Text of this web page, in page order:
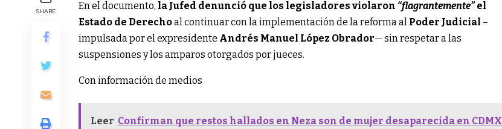
SHARE En el documento, la Jufed denunció que los legisladores violaron “flagrantemente”el
Estado de Derechoal continuar con la implementación de la reforma al Poder Judicial –
impulsada por el expresidente Andrés Manuel López Obrador— sin respetar a las
suspensiones y los amparos otorgados por jueces.
Con información de medios
Leer Confirman que restos hallados en Neza son de mujer desaparecida en CDMX